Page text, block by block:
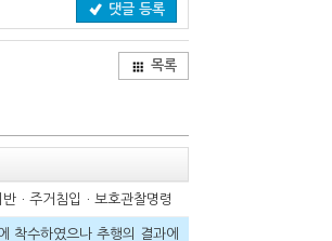
댓글 등록
목록
주거침입ㆍ보호관찰명령
착수하였으나 추행의 결과에